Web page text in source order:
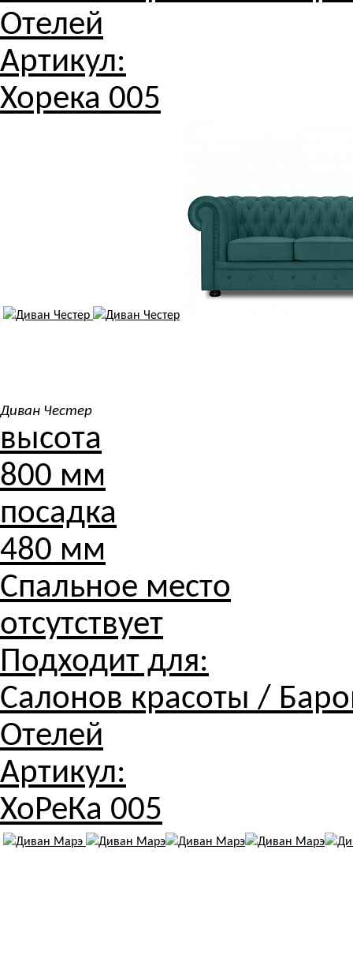
Отелей
Артикул:
Хорека 005
Диван Честер
высота
800 мм
посадка
480 мм
Спальное место
отсутствует
Подходит для:
Салонов красоты /
Отелей
Артикул:
ХоРеКа 005